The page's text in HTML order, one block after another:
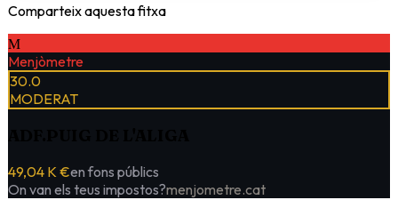
Comparteix aquesta fitxa
M
Menjòmetre
30.0
MODERAT
49,04 K €en fons públics
On van els teus impostos?menjometre.cat